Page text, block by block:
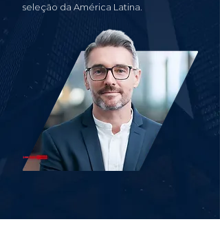
seleção da América Latina.